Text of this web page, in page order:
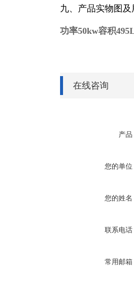
九、产品实物图
功率50kw容积
在线咨询
产品
您的单位
您的姓名
联系电话
常用邮箱